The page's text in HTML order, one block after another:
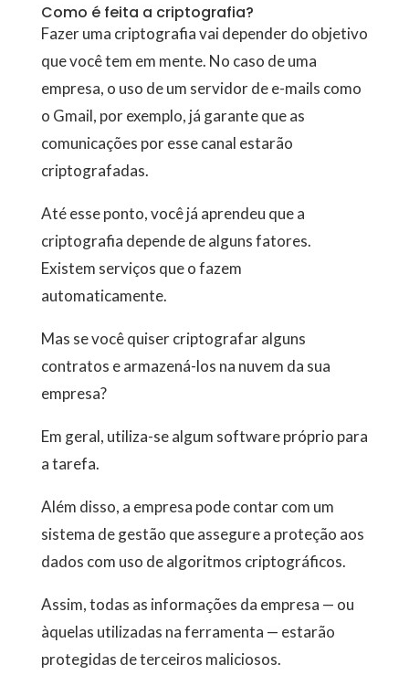
Como é feita a criptografia?
Fazer uma criptografia vai depender do objetivo
que você tem em mente. No caso de uma
empresa, o uso de um servidor de e-mails como
o Gmail, por exemplo, já garante que as
comunicações por esse canal estarão
criptografadas.
Até esse ponto, você já aprendeu que a
criptografia depende de alguns fatores.
Existem serviços que o fazem
automaticamente.
Mas se você quiser criptografar alguns
contratos e armazená-los na nuvem da sua
empresa?
Em geral, utiliza-se algum software próprio para
a tarefa.
Além disso, a empresa pode contar com um
sistema de gestão que assegure a proteção aos
dados com uso de algoritmos criptográficos.
Assim, todas as informações da empresa — ou
àquelas utilizadas na ferramenta — estarão
protegidas de terceiros maliciosos.